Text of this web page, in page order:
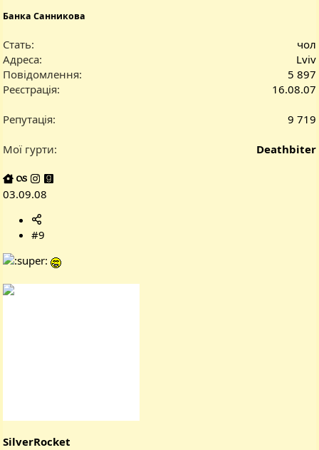
Банка Санникова
Стать
чол
Адреса
Lviv
Повідомлення
5 897
Реєстрація
16.08.07
Репутація 9 719
Мої гурти Deathbiter
03.09.08
#9
SilverRocket